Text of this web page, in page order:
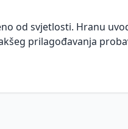
od svjetlosti. Hranu
prilagođavanja